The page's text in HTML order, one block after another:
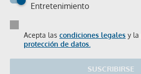
Entretenimiento
Acepta las condiciones legales y la
protección de datos.
SUSCRIBIRSE